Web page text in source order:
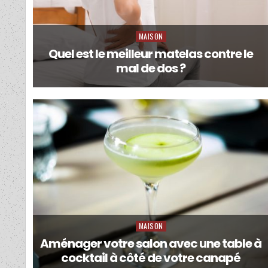
Posted
in
MAISON
Quel est le meilleur matelas contre le
mal de dos ?
Posted
MAISON
Aménager votre salon avec une table à
cocktail à côté de votre canapé